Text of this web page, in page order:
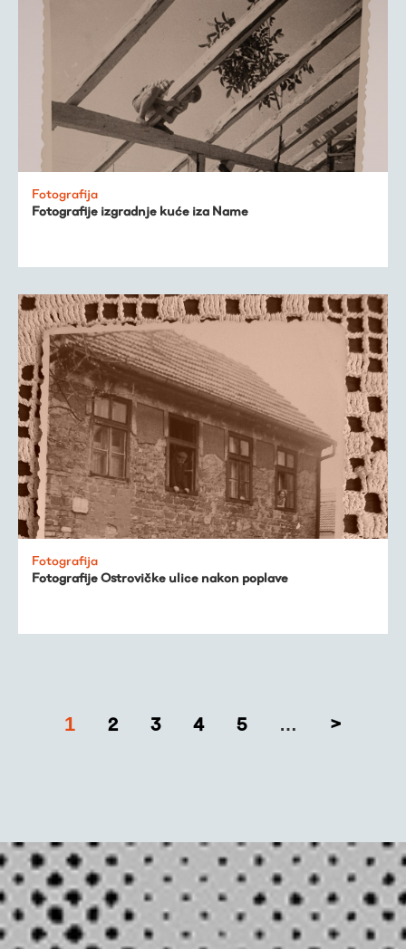
Fotografija
Fotografije izgradnje kuće iza Name
Fotografija
Fotografije Ostrovičke ulice nakon poplave
1 2 3 4 5 … >